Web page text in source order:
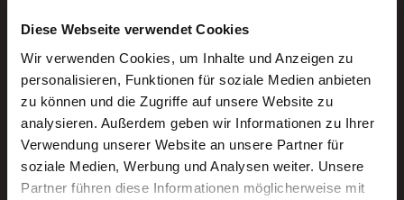
Diese Webseite verwendet Cookies
Wir verwenden Cookies, um Inhalte und Anzeigen zu
personalisieren, Funktionen für soziale Medien anbieten
zu können und die Zugriffe auf unsere Website zu
analysieren. Außerdem geben wir Informationen zu Ihrer
Verwendung unserer Website an unsere Partner für
soziale Medien, Werbung und Analysen weiter. Unsere
Partner führen diese Informationen möglicherweise mit
Neue Stellen per E-Mail.
Ein kostenloser Service von AWO
Jobs.
E-Mail-Adresse eintragen